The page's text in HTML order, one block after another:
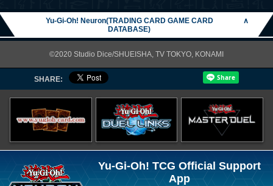
Yu-Gi-Oh! Neuron(TRADING CARD GAME CARD
DATABASE)
∧
©2020 Studio Dice/SHUEISHA, TV TOKYO, KONAMI
SHARE:
Yu-Gi-Oh! TCG Official Support
App